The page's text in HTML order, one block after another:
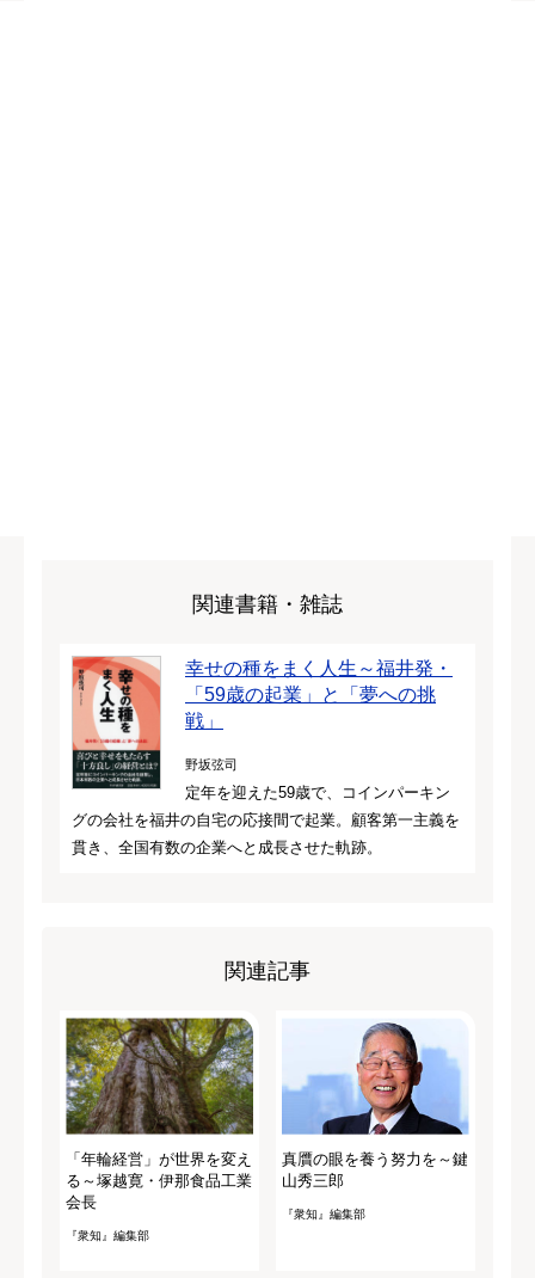
関連書籍・雑誌
幸せの種をまく人生～福井発・
「59歳の起業」と「夢への挑
戦」
野坂弦司
定年を迎えた59歳で、コインパーキン
グの会社を福井の自宅の応接間で起業。顧客第一主義を
貫き、全国有数の企業へと成長させた軌跡。
関連記事
「年輪経営」が世界を変え
る～塚越寛・伊那食品工業
会長
『衆知』編集部
真贋の眼を養う努力を～鍵
山秀三郎
『衆知』編集部